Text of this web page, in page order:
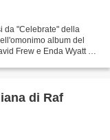
da "Celebrate" della
album del
Frew e Enda Wyatt e
di Raf